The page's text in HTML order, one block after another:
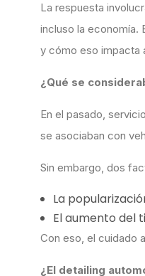
La respuesta
incluso la economía.
y cómo eso impacta
¿Qué se
En el pasado,
se asociaban con
Sin embargo, dos
La
El aumento del
Con eso, el cuidado
¿El detailing